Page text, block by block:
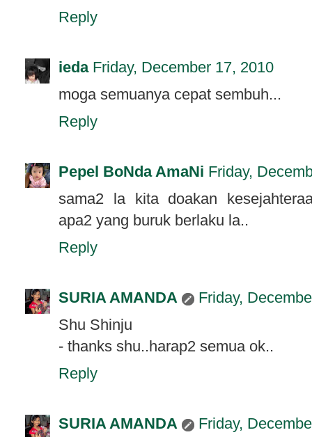
Reply
ieda Friday, December 17, 2010
moga semuanya cepat sembuh...
Reply
Pepel BoNda AmaNi Friday,
sama2 la kita doakan
apa2 yang buruk berlaku la..
Reply
SURIA AMANDA
Friday,
Shu Shinju
- thanks shu..harap2 semua ok..
Reply
SURIA AMANDA
Friday,